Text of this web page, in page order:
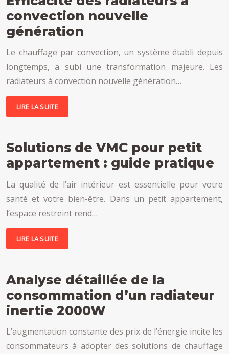
convection nouvelle
génération
Le chauffage par convection, un système établi depuis
longtemps, a subi une transformation majeure. Les
radiateurs à convection nouvelle génération…
LIRE LA SUITE
Solutions de VMC pour petit
appartement : guide pratique
La qualité de l’air intérieur est essentielle pour votre
santé et votre bien-être. Dans un petit appartement,
l’espace restreint rend…
LIRE LA SUITE
Analyse détaillée de la
consommation d’un radiateur
inertie 2000W
L’augmentation constante des prix de l’énergie incite les
consommateurs à adopter des solutions de chauffage